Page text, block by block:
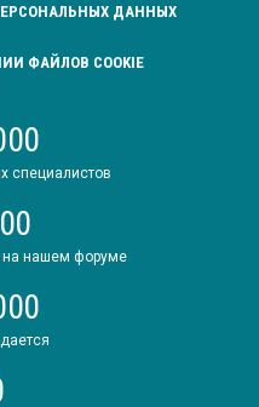
ДАННЫХ
ФАЙЛОВ COOKIE
специалистов
на нашем форуме